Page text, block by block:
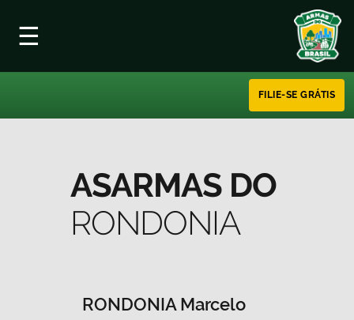
☰
FILIE-SE GRÁTIS
ASARMAS DO
RONDONIA
RONDONIA Marcelo